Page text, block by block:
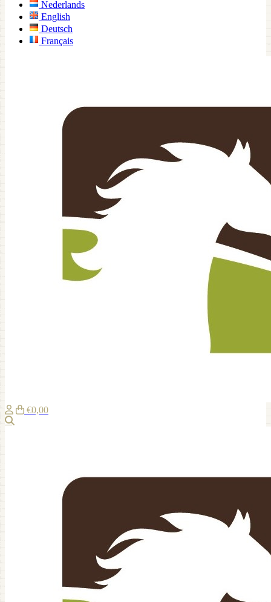
Nederlands
English
Deutsch
Français
€0,00